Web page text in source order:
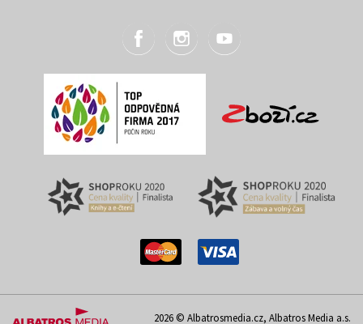
2026 © Albatrosmedia.cz, Albatros Media a.s.